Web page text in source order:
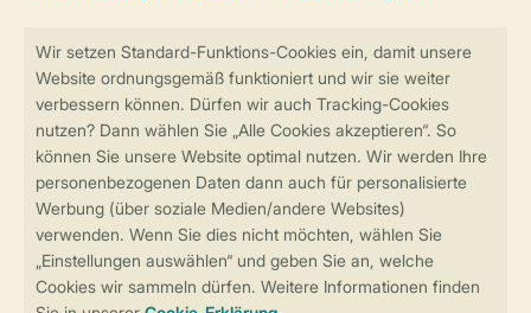
Sicherstellung Deiner Privatsphäre
Sicher und schnell zur Online-Buchung
Sichere Datenübertragung
Sicheres Bezahlen